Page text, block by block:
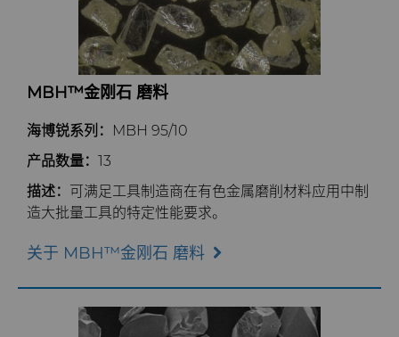
Skivit™强力刮齿刀坯料
Directional Drilling Tools
Well Completion & Fracking
PCBN
BZN™ Compacts产品
PCD
P系列PCD
U系列PCD
非标牌号
标准牌号
旋转切刀
卫生用品旋转切割解决方案
旋转切刀拓展设计
锯片刀头和坯料
金属切削锯片刀头
耐磨件
MBH™金刚石 磨料
海博锐系列：
MBH 95/10
产品数量： 13
描述： 可满足工具制造商在有色金属磨削材料应用中制
造大批量工具的特定性能要求。
关于 MBH™金刚石 磨料